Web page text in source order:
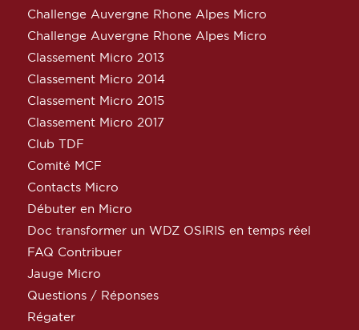
Challenge Auvergne Rhone Alpes Micro
Challenge Auvergne Rhone Alpes Micro
Classement Micro 2013
Classement Micro 2014
Classement Micro 2015
Classement Micro 2017
Club TDF
Comité MCF
Contacts Micro
Débuter en Micro
Doc transformer un WDZ OSIRIS en temps réel
FAQ Contribuer
Jauge Micro
Questions / Réponses
Régater